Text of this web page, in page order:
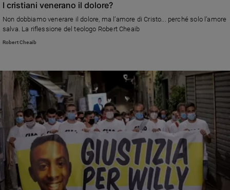
I cristiani venerano il dolore?
Non dobbiamo venerare il dolore, ma l’amore di Cristo... perché solo l’amore
salva. La riflessione del teologo Robert Cheaib
Robert Cheaib